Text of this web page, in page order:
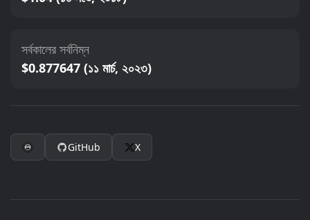
সর্বকালের সর্বনিম্ন
$0.877647 (১১ মার্চ, ২০২৩)
GitHub X